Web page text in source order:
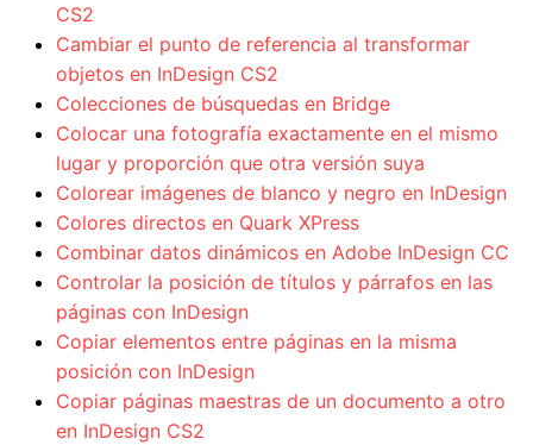
CS2
Cambiar el punto de referencia al transformar
objetos en InDesign CS2
Colecciones de búsquedas en Bridge
Colocar una fotografía exactamente en el mismo
lugar y proporción que otra versión suya
Colorear imágenes de blanco y negro en InDesign
Colores directos en Quark XPress
Combinar datos dinámicos en Adobe InDesign CC
Controlar la posición de títulos y párrafos en las
páginas con InDesign
Copiar elementos entre páginas en la misma
posición con InDesign
Copiar páginas maestras de un documento a otro
en InDesign CS2